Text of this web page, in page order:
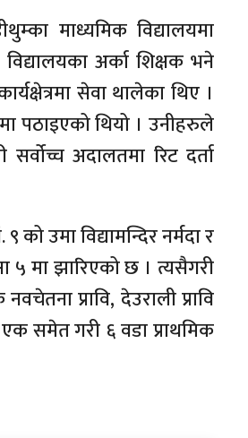
माध्यमिक विद्यालयमा
अर्का शिक्षक भने
सेवा थालेका थिए ।
पठाइएको थियो । उनीहरुले
अदालतमा रिट दर्ता
उमा विद्यामन्दिर नर्मदा र
५ मा झारिएको छ । त्यसैगरी
प्रावि, देउराली प्रावि
एक समेत गरी ६ वडा प्राथमिक